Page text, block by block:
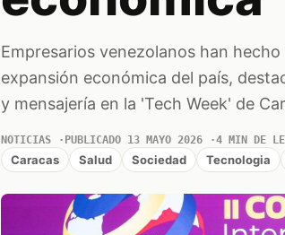
Empresarios venezolanos han
expansión económica del país,
y mensajería en la 'Tech Week' de
NOTICIAS PUBLICADO 13 MAYO 2026 4 MIN DE
Caracas Salud Sociedad Tecnologia